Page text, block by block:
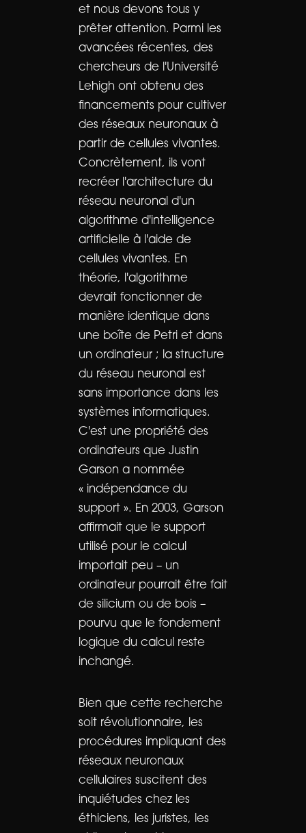
et nous devons tous y
prêter attention. Parmi les
avancées récentes, des
chercheurs de l'Université
Lehigh ont obtenu des
financements pour cultiver
des réseaux neuronaux à
partir de cellules vivantes.
Concrètement, ils vont
recréer l'architecture du
réseau neuronal d'un
algorithme d'intelligence
artificielle à l'aide de
cellules vivantes. En
théorie, l'algorithme
devrait fonctionner de
manière identique dans
une boîte de Petri et dans
un ordinateur ; la structure
du réseau neuronal est
sans importance dans les
systèmes informatiques.
C'est une propriété des
ordinateurs que Justin
Garson a nommée
« indépendance du
support ». En 2003, Garson
affirmait que le support
utilisé pour le calcul
importait peu – un
ordinateur pourrait être fait
de silicium ou de bois –
pourvu que le fondement
logique du calcul reste
inchangé.
Bien que cette recherche
soit révolutionnaire, les
procédures impliquant des
réseaux neuronaux
cellulaires suscitent des
inquiétudes chez les
éthiciens, les juristes, les